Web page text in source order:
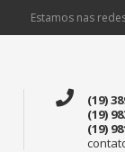
Estamos nas
(19)
(19)
(19)